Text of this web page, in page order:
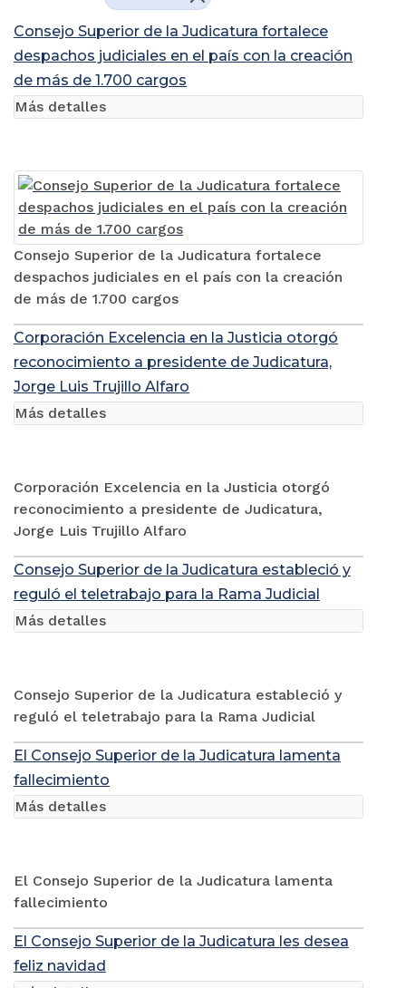
Consejo Superior de la Judicatura fortalece
despachos judiciales en el país con la creación
de más de 1.700 cargos
Consejo Superior de la Judicatura fortalece
despachos judiciales en el país con la creación
de más de 1.700 cargos
Más detalles
Corporación Excelencia en la Justicia otorgó
reconocimiento a presidente de Judicatura,
Jorge Luis Trujillo Alfaro
Corporación Excelencia en la Justicia otorgó
reconocimiento a presidente de Judicatura,
Jorge Luis Trujillo Alfaro
Más detalles
Consejo Superior de la Judicatura estableció y
reguló el teletrabajo para la Rama Judicial
Consejo Superior de la Judicatura estableció y
reguló el teletrabajo para la Rama Judicial
Más detalles
El Consejo Superior de la Judicatura lamenta
fallecimiento
El Consejo Superior de la Judicatura lamenta
fallecimiento
Más detalles
El Consejo Superior de la Judicatura les desea
feliz navidad